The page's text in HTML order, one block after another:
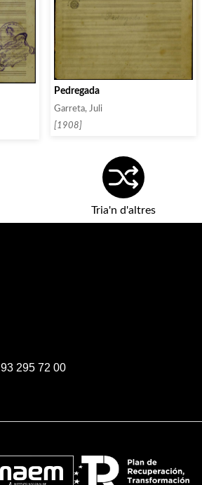
Pedregada
Garreta, Juli
[1908]
Tria'n d'altres
93 295 72 00